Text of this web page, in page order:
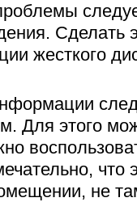
Сделать
жесткого
Для этого
что
не